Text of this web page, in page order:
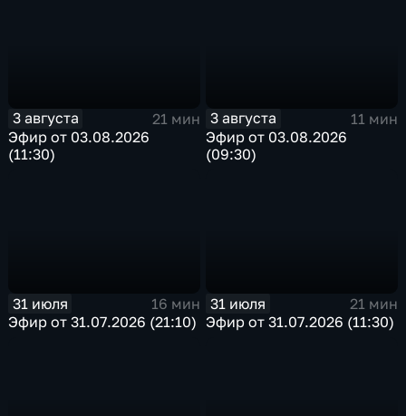
3 августа
21 мин
Эфир от 03.08.2026
(11:30)
3 августа
11 мин
Эфир от 03.08.2026
(09:30)
31 июля
16 мин
Эфир от 31.07.2026 (21:10)
31 июля
21 мин
Эфир от 31.07.2026 (11:30)